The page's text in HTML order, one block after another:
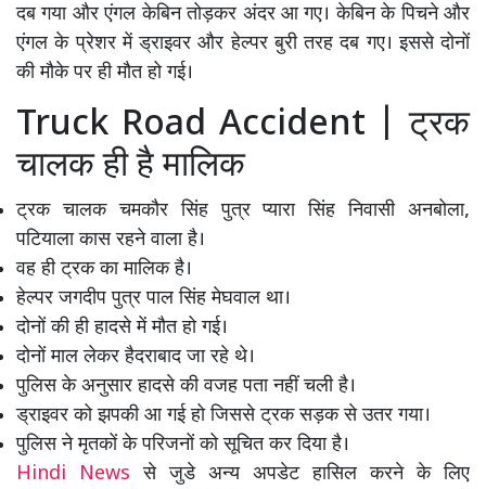
दब गया और एंगल केबिन तोड़कर अंदर आ गए। केबिन के पिचने और
एंगल के प्रेशर में ड्राइवर और हेल्पर बुरी तरह दब गए। इससे दोनों
की मौके पर ही मौत हो गई।
Truck Road Accident | ट्रक
चालक ही है मालिक
ट्रक चालक चमकौर सिंह पुत्र प्यारा सिंह निवासी अनबोला,
पटियाला कास रहने वाला है।
वह ही ट्रक का मालिक है।
हेल्पर जगदीप पुत्र पाल सिंह मेघवाल था।
दोनों की ही हादसे में मौत हो गई।
दोनों माल लेकर हैदराबाद जा रहे थे।
पुलिस के अनुसार हादसे की वजह पता नहीं चली है।
ड्राइवर को झपकी आ गई हो जिससे ट्रक सड़क से उतर गया।
पुलिस ने मृतकों के परिजनों को सूचित कर दिया है।
Hindi Newsसे जुडे अन्य अपडेट हासिल करने के लिए